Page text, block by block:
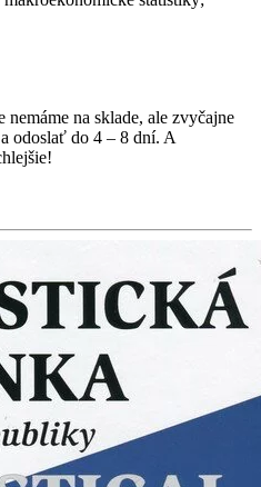
nemáme na sklade, ale zvyčajne
odoslať do 4 – 8 dní. A